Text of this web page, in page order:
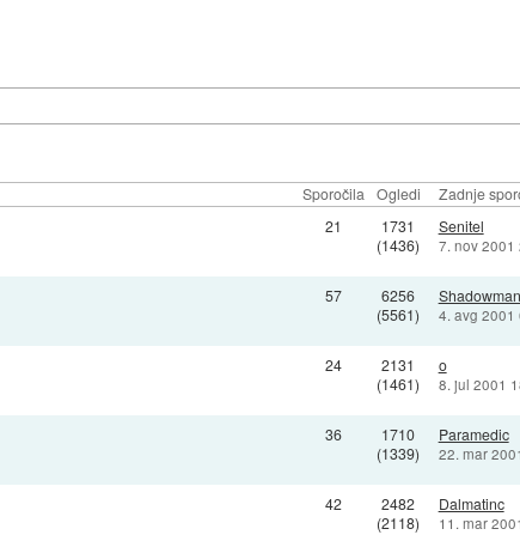
Sporočila Ogledi Zadnje
21
1731
(1436)
Senitel
7. nov 2001
57
6256
(5561)
4. avg 2001
24
2131
(1461)
o
8. jul 2001
36
1710
(1339)
Paramedic
22. mar
42
2482
(2118)
Dalmatinc
11. mar